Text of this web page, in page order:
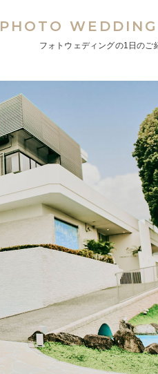
PHOTO
フォトウェディングの1日のご